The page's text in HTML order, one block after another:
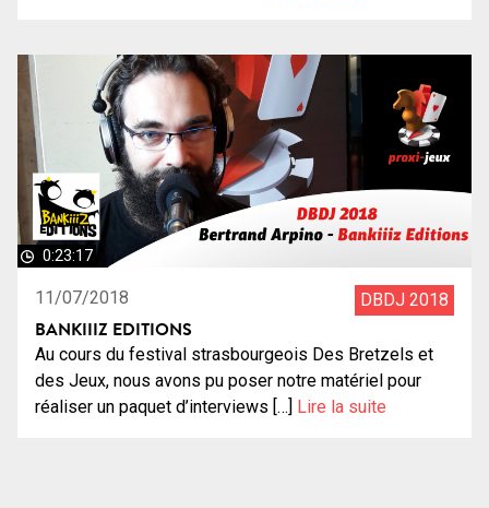
0:23:17
11/07/2018 DBDJ 2018
BANKIIIZ EDITIONS
Au cours du festival strasbourgeois Des Bretzels et
des Jeux, nous avons pu poser notre matériel pour
réaliser un paquet d’interviews […] Lire la suite